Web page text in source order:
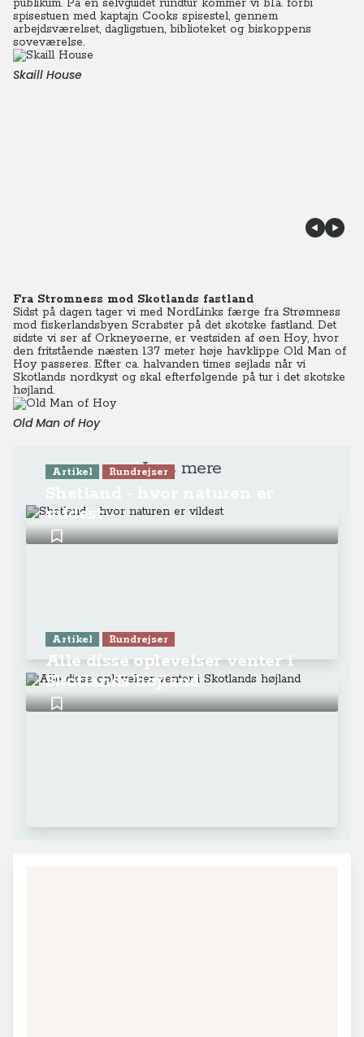
publikum. På en selvguidet rundtur kommer vi bl.a. forbi
spisestuen med kaptajn Cooks spisestel, gennem
arbejdsværelset, dagligstuen, biblioteket og biskoppens
soveværelse.
Skaill House
Fra Stromness mod Skotlands fastland
Sidst på dagen tager vi med NordLinks færge fra Strømness
mod fiskerlandsbyen Scrabster på det skotske fastland. Det
sidste vi ser af Orkneyøerne, er vestsiden af øen Hoy, hvor
den fritstående næsten 137 meter høje havklippe Old Man of
Hoy passeres. Efter ca. halvanden times sejlads når vi
Skotlands nordkyst og skal efterfølgende på tur i det skotske
højland.
Old Man of Hoy
Læs mere
Artikel Rundrejser
vildest
Artikel Rundrejser
Alle disse oplevelser venter i
Skotlands højland